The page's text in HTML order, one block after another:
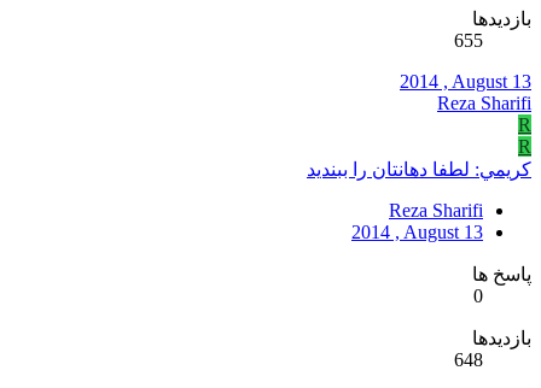
بازدیدها
655
2014 , August 13
Reza Sharifi
R
R
کريمي: لطفا دهانتان را ببنديد
Reza Sharifi
2014 , August 13
پاسخ ها
0
بازدیدها
648